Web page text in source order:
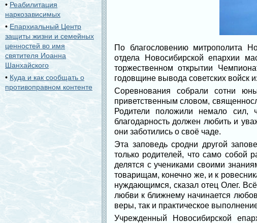
По благословению митрополита
отдела Новосибирской епархии
торжественном открытии
годовщине вывода советских войск
Соревнования собрали сотни
приветственным словом,
Родители положили немало сил,
благодарность должен любить и
они заботились о своё чаде.
Эта заповедь сродни другой
только родителей, что само собой
делятся с учениками своими
товарищам, конечно же, и к
нуждающимся, сказал отец Олег.
любви к ближнему начинается
веры, так и практическое
Учрежденный Новосибирской
•Реабилитация
наркозависимых
•Епархиальный Центр
защиты жизни и семейных
ценностей во имя
святителя Иоанна
Шанхайского
• Куда и как сообщать о
противоправном контенте